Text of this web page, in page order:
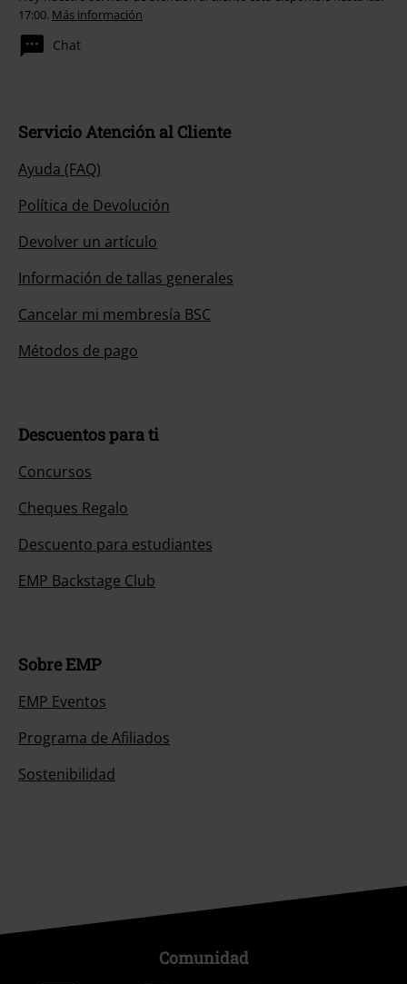
17:00. Más información
Chat
Servicio Atención al Cliente
Ayuda (FAQ)
Política de Devolución
Devolver un artículo
Información de tallas generales
Cancelar mi membresía BSC
Métodos de pago
Descuentos para ti
Concursos
Cheques Regalo
Descuento para estudiantes
EMP Backstage Club
Sobre EMP
EMP Eventos
Programa de Afiliados
Sostenibilidad
Comunidad